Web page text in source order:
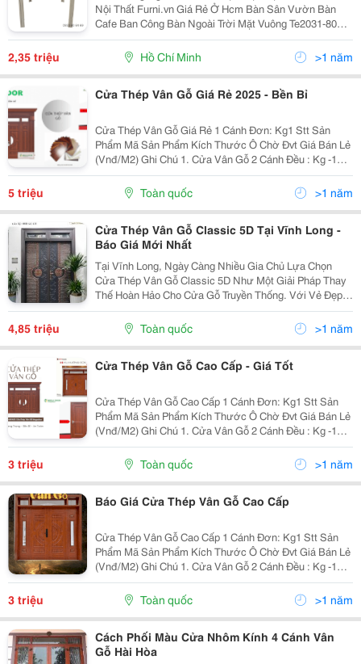
Nội Thất Furni.vn Giá Rẻ Ở Hcm Bàn Sân Vườn Bàn
Cafe Ban Công Bàn Ngoài Trời Mặt Vuông Te2031-80T
Với Vẻ Đẹp Tự Nhiên Của Vân Gỗ Mang Lại Một Diện
Mạo Sang Trọng, Đẳng Cấp Cho Khu Vực Ban Công
Hoặc...
2,35 triệu Hồ Chí Minh >1 năm
Cửa Thép Vân Gỗ Giá Rẻ 2025 - Bền Bỉ
Cửa Thép Vân Gỗ Giá Rẻ 1 Cánh Đơn: Kg1 Stt Sản
Phẩm Mã Sản Phẩm Kích Thước Ô Chờ Đvt Giá Bán Lẻ
(Vnđ/M2) Ghi Chú 1. Cửa Vân Gỗ 2 Cánh Đều : Kg -1
1.1 Pano 520 X 1720 Kg - 1 800 - 1150 (Rộng) 2000 -
2550 (Cao) M2 ...
5 triệu Toàn quốc >1 năm
Cửa Thép Vân Gỗ Classic 5D Tại Vĩnh Long -
Báo Giá Mới Nhất
Tại Vĩnh Long, Ngày Càng Nhiều Gia Chủ Lựa Chọn
Cửa Thép Vân Gỗ Classic 5D Như Một Giải Pháp Thay
Thế Hoàn Hảo Cho Cửa Gỗ Truyền Thống. Với Vẻ Đẹp
Tự Nhiên Của Vân Gỗ Kết Hợp Công Nghệ Dập Nổi 5D
Tiên Tiến, Mẫu Cửa Này Không Chỉ Mang Lại Tính Thẩm
4,85 triệu Toàn quốc >1 năm
Cửa Thép Vân Gỗ Cao Cấp - Giá Tốt
Cửa Thép Vân Gỗ Cao Cấp 1 Cánh Đơn: Kg1 Stt Sản
Phẩm Mã Sản Phẩm Kích Thước Ô Chờ Đvt Giá Bán Lẻ
(Vnđ/M2) Ghi Chú 1. Cửa Vân Gỗ 2 Cánh Đều : Kg -1
1.1 Pano 520 X 1720 Kg &Ndash; 1 800 &Ndash; 1150
(Rộng) 2000 &Ndash;...
3 triệu Toàn quốc >1 năm
Báo Giá Cửa Thép Vân Gỗ Cao Cấp
Cửa Thép Vân Gỗ Cao Cấp 1 Cánh Đơn: Kg1 Stt Sản
Phẩm Mã Sản Phẩm Kích Thước Ô Chờ Đvt Giá Bán Lẻ
(Vnđ/M2) Ghi Chú 1. Cửa Vân Gỗ 2 Cánh Đều : Kg -1
1.1 Pano 520 X 1720 Kg &Ndash; 1 800 &Ndash; 1150
(Rộng) 2000 &Ndash;...
3 triệu Toàn quốc >1 năm
Cách Phối Màu Cửa Nhôm Kính 4 Cánh Vân
Gỗ Hài Hòa